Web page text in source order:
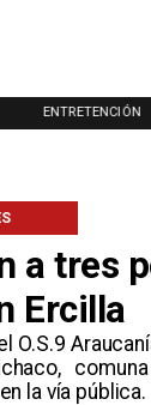
ENTRETENCIÓN
a tres
Ercilla
O.S.9
la vía pública.